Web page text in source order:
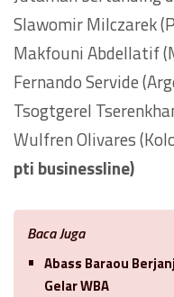
Slawomir Milczarek
Makfouni Abdellatif
Fernando Servide
Tsogtgerel
Wulfren Olivares
pti businessline)
Baca Juga
Abass Baraou
Gelar WBA